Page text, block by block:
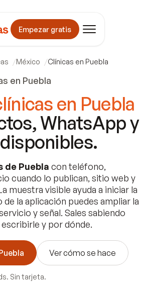
Empezar gratis
México Clínicas en Puebla
en Puebla
en Puebla
WhatsApp y
de Puebla con teléfono,
cuando lo publican, sitio web y
muestra visible ayuda a iniciar la
la aplicación puedes ampliar la
y señal. Sales sabiendo
y por dónde.
Ver cómo se hace
Sin tarjeta.